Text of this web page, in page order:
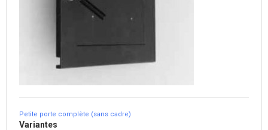
Petite porte complète (sans cadre)
Variantes